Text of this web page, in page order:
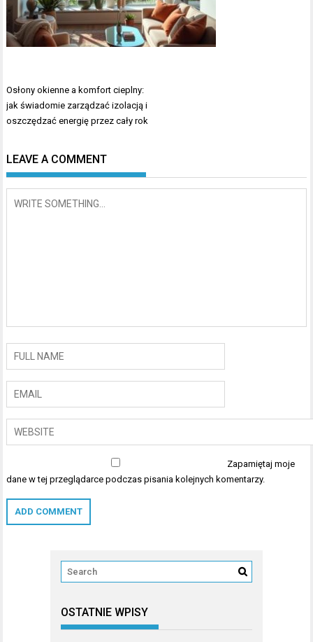
Nawigacja
wpisu
Osłony okienne a komfort cieplny:
jak świadomie zarządzać izolacją i
oszczędzać energię przez cały rok
LEAVE A COMMENT
Zapamiętaj moje
dane w tej przeglądarce podczas pisania kolejnych komentarzy.
OSTATNIE WPISY